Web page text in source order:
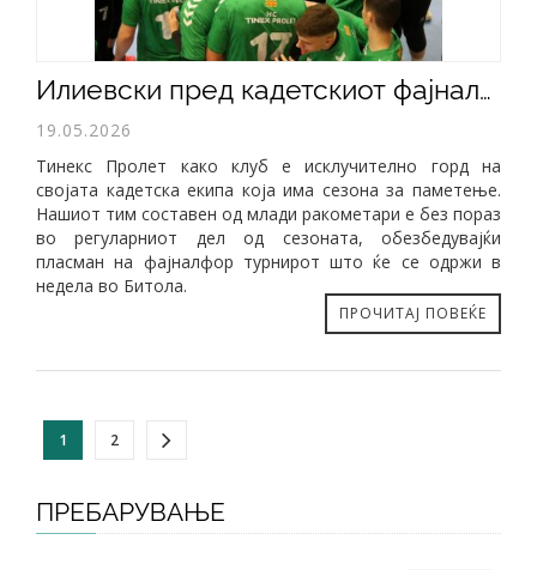
​Илиевски пред кадетскиот фајналфор: Горд сум на овие момци...
19.05.2026
Тинекс Пролет како клуб е исклучително горд на
својата кадетска екипа која има сезона за паметење.
Нашиот тим составен од млади ракометари е без пораз
во регуларниот дел од сезоната, обезбедувајќи
пласман на фајналфор турнирот што ќе се одржи в
недела во Битола.
ПРОЧИТАЈ ПОВЕЌЕ
1 2
ПРЕБАРУВАЊЕ